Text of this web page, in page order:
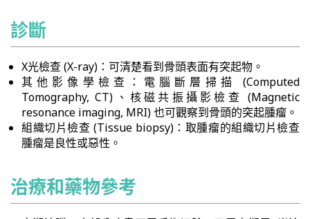
診斷
X光檢查 (X-ray)：可清楚看到骨頭表面有突起物。
其他影像學檢查：電腦斷層掃描 (Computed
Tomography, CT)、核磁共振攝影檢查 (Magnetic
resonance imaging, MRI) 也可觀察到骨頭的突起腫瘤。
組織切片檢查 (Tissue biopsy)：取腫瘤的組織切片檢查
腫瘤是良性或惡性。
治療和藥物參考